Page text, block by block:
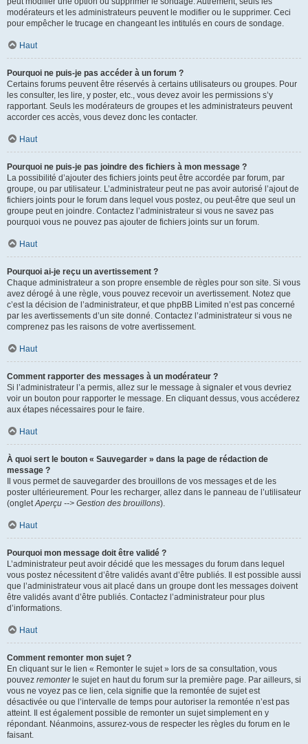
modérateurs et les administrateurs peuvent le modifier ou le supprimer. Ceci
pour empêcher le trucage en changeant les intitulés en cours de sondage.
Haut
Pourquoi ne puis-je pas accéder à un forum ?
Certains forums peuvent être réservés à certains utilisateurs ou groupes. Pour
les consulter, les lire, y poster, etc., vous devez avoir les permissions s’y
rapportant. Seuls les modérateurs de groupes et les administrateurs peuvent
accorder ces accès, vous devez donc les contacter.
Haut
Pourquoi ne puis-je pas joindre des fichiers à mon message ?
La possibilité d’ajouter des fichiers joints peut être accordée par forum, par
groupe, ou par utilisateur. L’administrateur peut ne pas avoir autorisé l’ajout de
fichiers joints pour le forum dans lequel vous postez, ou peut-être que seul un
groupe peut en joindre. Contactez l’administrateur si vous ne savez pas
pourquoi vous ne pouvez pas ajouter de fichiers joints sur un forum.
Haut
Pourquoi ai-je reçu un avertissement ?
Chaque administrateur a son propre ensemble de règles pour son site. Si vous
avez dérogé à une règle, vous pouvez recevoir un avertissement. Notez que
c’est la décision de l’administrateur, et que phpBB Limited n’est pas concerné
par les avertissements d’un site donné. Contactez l’administrateur si vous ne
comprenez pas les raisons de votre avertissement.
Haut
Comment rapporter des messages à un modérateur ?
Si l’administrateur l’a permis, allez sur le message à signaler et vous devriez
voir un bouton pour rapporter le message. En cliquant dessus, vous accéderez
aux étapes nécessaires pour le faire.
Haut
À quoi sert le bouton « Sauvegarder » dans la page de rédaction de
message ?
Il vous permet de sauvegarder des brouillons de vos messages et de les
poster ultérieurement. Pour les recharger, allez dans le panneau de l’utilisateur
(ongletAperçu --> Gestion des brouillons).
Haut
Pourquoi mon message doit être validé ?
L’administrateur peut avoir décidé que les messages du forum dans lequel
vous postez nécessitent d’être validés avant d’être publiés. Il est possible aussi
que l’administrateur vous ait placé dans un groupe dont les messages doivent
être validés avant d’être publiés. Contactez l’administrateur pour plus
d’informations.
Haut
Comment remonter mon sujet ?
En cliquant sur le lien « Remonter le sujet » lors de sa consultation, vous
pouvez remonterle sujet en haut du forum sur la première page. Par ailleurs, si
vous ne voyez pas ce lien, cela signifie que la remontée de sujet est
désactivée ou que l’intervalle de temps pour autoriser la remontée n’est pas
atteint. Il est également possible de remonter un sujet simplement en y
répondant. Néanmoins, assurez-vous de respecter les règles du forum en le
faisant.